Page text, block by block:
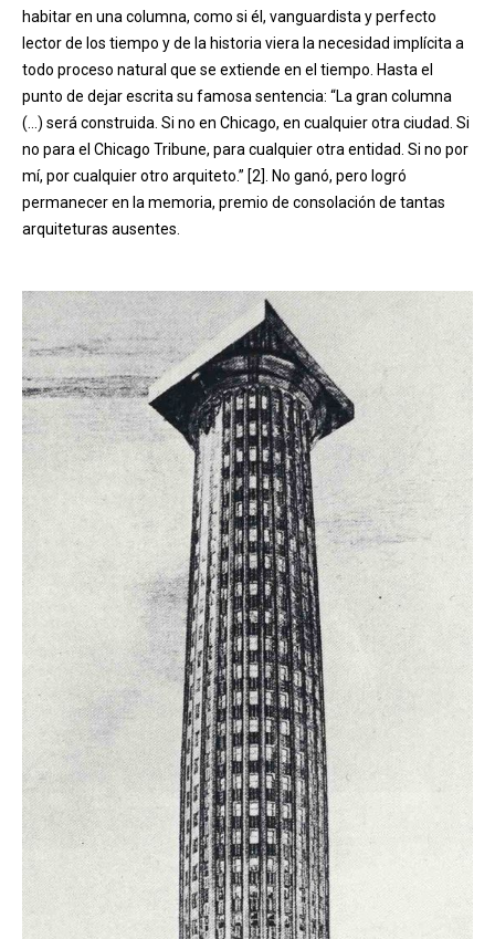
habitar en una columna, como si él, vanguardista y perfecto
lector de los tiempo y de la historia viera la necesidad implícita a
todo proceso natural que se extiende en el tiempo. Hasta el
punto de dejar escrita su famosa sentencia: “La gran columna
(…) será construida. Si no en Chicago, en cualquier otra ciudad. Si
no para el Chicago Tribune, para cualquier otra entidad. Si no por
mí, por cualquier otro arquiteto.” [2]. No ganó, pero logró
permanecer en la memoria, premio de consolación de tantas
arquiteturas ausentes.